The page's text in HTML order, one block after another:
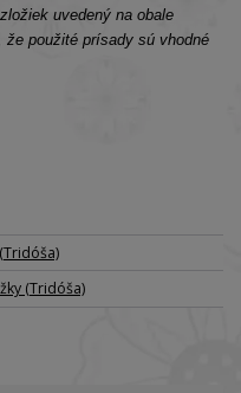
uvedený na obale
použité prísady sú vhodné
(Tridóša)